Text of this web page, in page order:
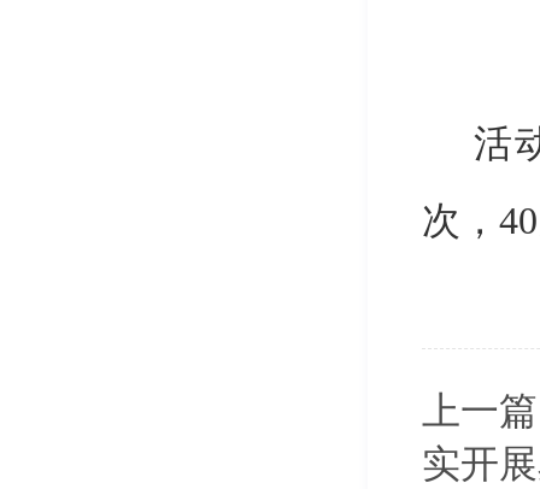
活
次，
上一
实开